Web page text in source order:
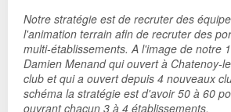
Notre stratégie est de recruter des
l'animation terrain afin de recruter des
multi-établissements. A l'image de notre
Damien Menand qui ouvert à Chatenoy-
club et qui a ouvert depuis 4 nouveaux
schéma la stratégie est d'avoir 50 à 60
ouvrant chacun 3 à 4 établissements.